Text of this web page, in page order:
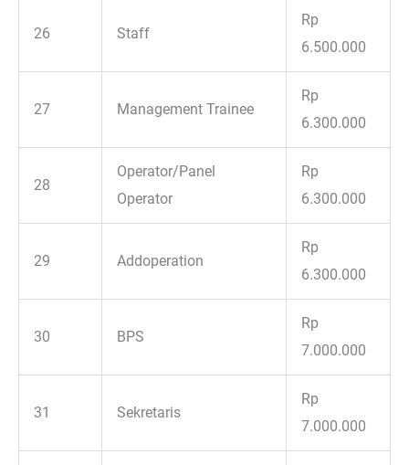
26 Staff
Rp
6.500.000
27 Management Trainee
Rp
6.300.000
28
Operator/Panel
Operator
Rp
6.300.000
29 Addoperation
Rp
6.300.000
30 BPS
Rp
7.000.000
31 Sekretaris
Rp
7.000.000